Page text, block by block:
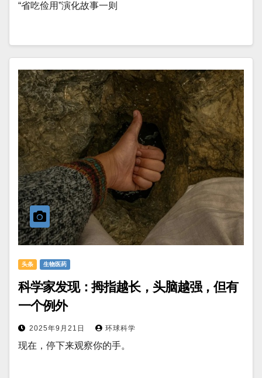
“省吃俭用”演化故事一则
头条 生物医药
科学家发现：拇指越长，头脑越强，但有
一个例外
2025年9月21日 环球科学
现在，停下来观察你的手。